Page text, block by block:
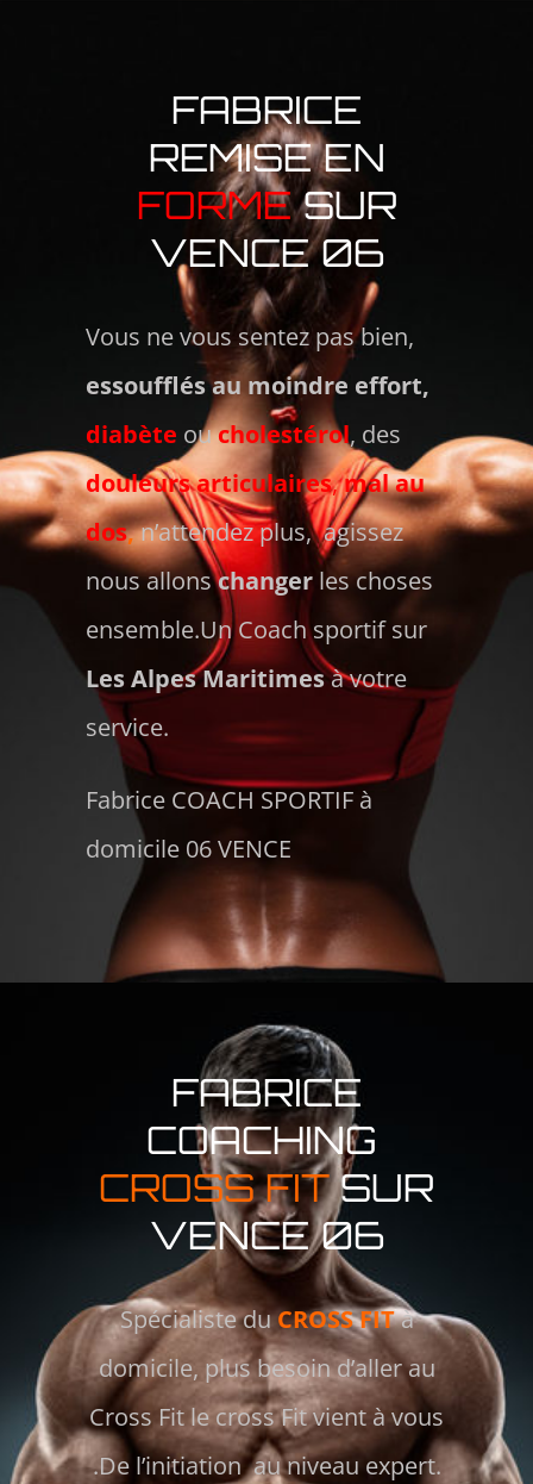
FABRICE
REMISE EN
FORMESUR
VENCE 06
Vous ne vous sentez pas bien,
essoufflés au moindre effort,
diabète oucholestérol, des
douleurs articulaires,mal au
dos,n’attendez plus, agissez
nous allonschangerles choses
ensemble.Un Coach sportif sur
Les Alpes Maritimesà votre
service.
Fabrice COACH SPORTIF à
domicile 06 VENCE
FABRICE
COACHING
CROSS FITSUR
VENCE 06
Spécialiste duCROSS FITà
domicile, plus besoin d’aller au
Cross Fit le cross Fit vient à vous
.De l’initiation au niveau expert.